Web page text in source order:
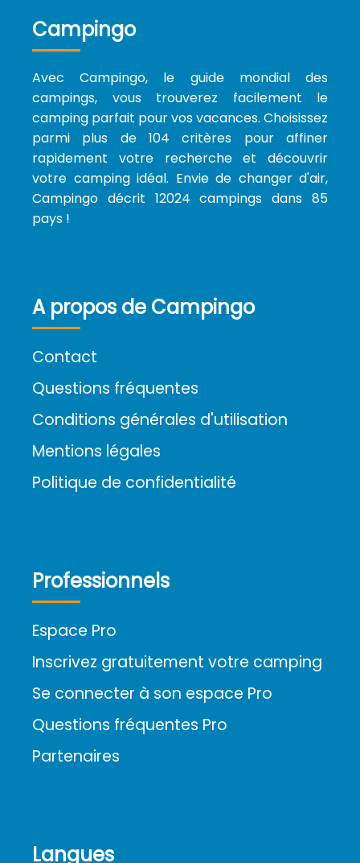
Campingo
Avec Campingo, le guide mondial des
campings, vous trouverez facilement le
camping parfait pour vos vacances. Choisissez
parmi plus de 104 critères pour affiner
rapidement votre recherche et découvrir
votre camping idéal. Envie de changer d'air,
Campingo décrit 12024 campings dans 85
pays !
A propos de Campingo
Contact
Questions fréquentes
Conditions générales d'utilisation
Mentions légales
Politique de confidentialité
Professionnels
Espace Pro
Inscrivez gratuitement votre camping
Se connecter à son espace Pro
Questions fréquentes Pro
Partenaires
Langues